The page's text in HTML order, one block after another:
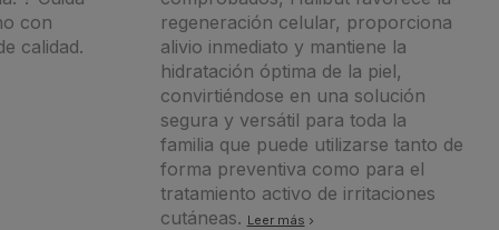
con
calidad.
regeneración celular, proporciona
alivio inmediato y mantiene la
hidratación óptima de la piel,
convirtiéndose en una solución
segura y versátil para toda la
familia que puede utilizarse tanto de
forma preventiva como para el
tratamiento activo de irritaciones
cutáneas. Leer más